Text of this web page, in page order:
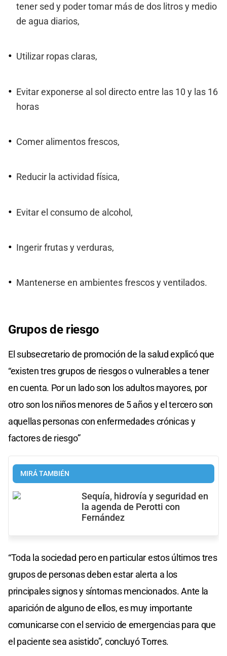
tener sed y poder tomar más de dos litros y medio
de agua diarios,
Utilizar ropas claras,
Evitar exponerse al sol directo entre las 10 y las 16
horas
Comer alimentos frescos,
Reducir la actividad física,
Evitar el consumo de alcohol,
Ingerir frutas y verduras,
Mantenerse en ambientes frescos y ventilados.
Grupos de riesgo
El subsecretario de promoción de la salud explicó que
“existen tres grupos de riesgos o vulnerables a tener
en cuenta. Por un lado son los adultos mayores, por
otro son los niños menores de 5 años y el tercero son
aquellas personas con enfermedades crónicas y
factores de riesgo”
MIRÁ TAMBIÉN
Sequía, hidrovía y seguridad en
la agenda de Perotti con
Fernández
“Toda la sociedad pero en particular estos últimos tres
grupos de personas deben estar alerta a los
principales signos y síntomas mencionados. Ante la
aparición de alguno de ellos, es muy importante
comunicarse con el servicio de emergencias para que
el paciente sea asistido”, concluyó Torres.